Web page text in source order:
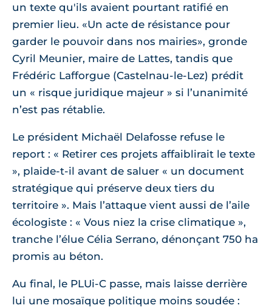
un texte qu'ils avaient pourtant ratifié en
premier lieu.
Un acte de résistance pour
garder le pouvoir dans nos mairies , gronde
Cyril Meunier, maire de Lattes, tandis que
Frédéric Lafforgue (Castelnau-le-Lez) prédit
un « risque juridique majeur » si l’unanimité
n’est pas rétablie.
Le président Michaël Delafosse refuse le
report : « Retirer ces projets affaiblirait le texte
», plaide-t-il avant de saluer
un document
stratégique qui préserve deux tiers du
territoire
. Mais l’attaque vient aussi de l’aile
écologiste : « Vous niez la crise climatique »,
tranche l’élue Célia Serrano, dénonçant 750 ha
promis au béton.
Au final, le PLUi-C passe, mais laisse derrière
lui une mosaïque politique moins soudée :